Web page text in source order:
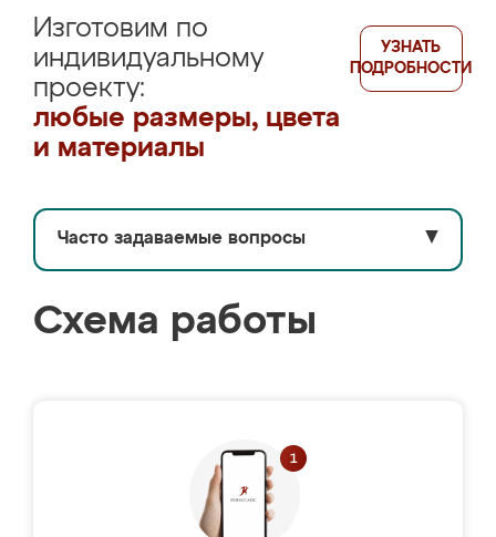
Изготовим по
индивидуальному
проекту:
любые размеры, цвета
и материалы
УЗНАТЬ
ПОДРОБНОСТИ
Часто задаваемые вопросы ▼
Схема работы